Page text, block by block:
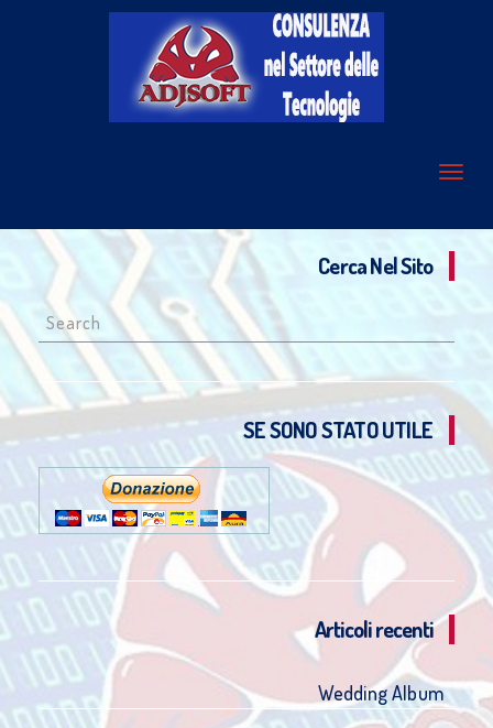
Cerca Nel Sito
Search
for:
SE SONO STATO UTILE
Articoli recenti
Wedding Album